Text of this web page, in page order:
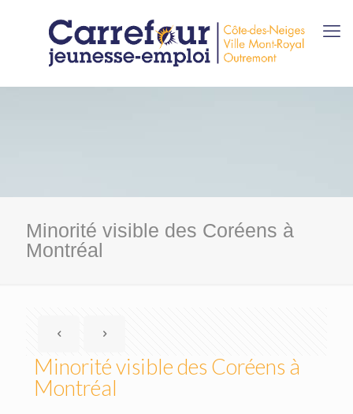
Minorité visible des Coréens à
Montréal
Minorité visible des Coréens à
Montréal